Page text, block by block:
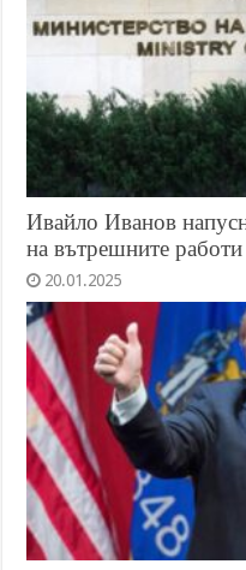
Ивайло Иванов
на вътрешните работи
20.01.2025